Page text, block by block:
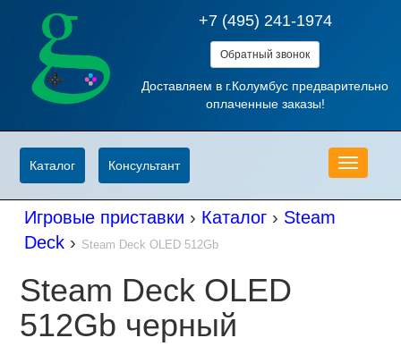
+7 (495) 241-1974
Обратный звонок
Доставляем в г.Колумбус предварительно
оплаченные заказы!
Меню
Каталог Консультант
Игровые приставки › Каталог › Steam
Deck › Steam Deck OLED 512Gb
Steam Deck OLED
512Gb черный